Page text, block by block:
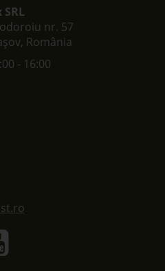
nr. 57
România
- 16:00